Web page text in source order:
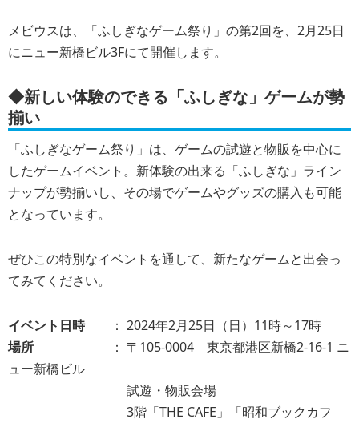
メビウスは、「ふしぎなゲーム祭り」の第2回を、2月25日
にニュー新橋ビル3Fにて開催します。
◆新しい体験のできる「ふしぎな」ゲームが勢
揃い
「ふしぎなゲーム祭り」は、ゲームの試遊と物販を中心に
したゲームイベント。新体験の出来る「ふしぎな」ライン
ナップが勢揃いし、その場でゲームやグッズの購入も可能
となっています。
ぜひこの特別なイベントを通して、新たなゲームと出会っ
てみてください。
イベント日時： 2024年2月25日（日）11時～17時
場所 ： 〒105-0004 東京都港区新橋2-16-1 ニ
ュー新橋ビル
試遊・物販会場
3階「THE CAFE」「昭和ブックカフ